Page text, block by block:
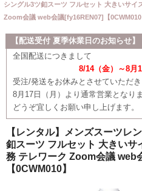
全 国 配 送
受取り場所が選べます
東京即日バイク便
配送・お支払い方法
ご注文の流れ
よくあるご質問
シングル3ツ釦スーツ フルセット 大きいサイ
Zoom会議 web会議[fy16REN07]【0CWM010
【配送受付 夏季休業日のお知らせ】
全国配送につきまして
8/14（金）～8月
受注/発送をお休みとさせていただき
8月17日（月）より通常営業となりま
どうぞ宜しくお願い申し上げます。
【レンタル】メンズスーツレ
釦スーツ フルセット 大きい
務 テレワーク Zoom会議 web
【0CWM010】